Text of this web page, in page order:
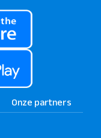
Onze partners